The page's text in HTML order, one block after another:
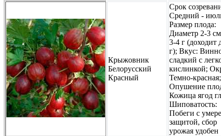
Крыжовник
Белорусский
Красный
Срок
Средний -
Размер плода:
Диаметр 2-3
3-4 г (доходит
г); Вкус:
сладкий с
кислинкой;
Темно-красная;
Опушение
Кожица ягод
Шиповатость:
Побеги с
защитой, сбор
урожая удобен